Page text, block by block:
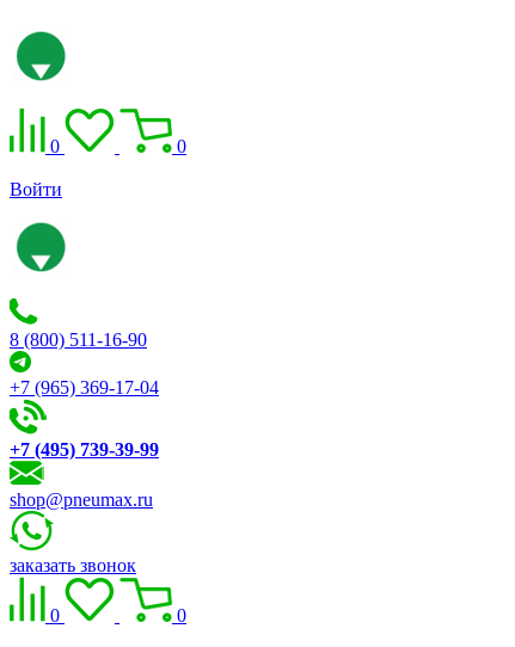
0 0
Войти
8 (800) 511-16-90
+7 (965) 369-17-04
+7 (495) 739-39-99
shop@pneumax.ru
заказать звонок
0 0